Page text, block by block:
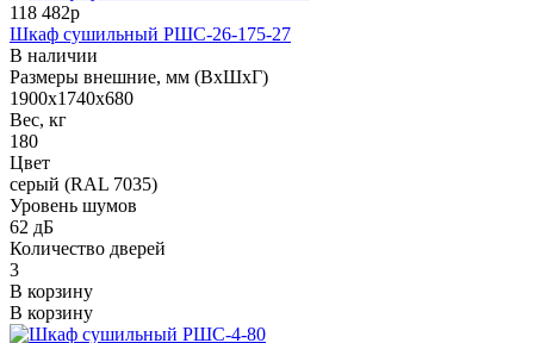
118 482р
Шкаф сушильный РШС-26-175-27
В наличии
Размеры внешние, мм (ВхШхГ)
1900х1740х680
Вес, кг
180
Цвет
серый (RAL 7035)
Уровень шумов
62 дБ
Количество дверей
3
В корзину
В корзину